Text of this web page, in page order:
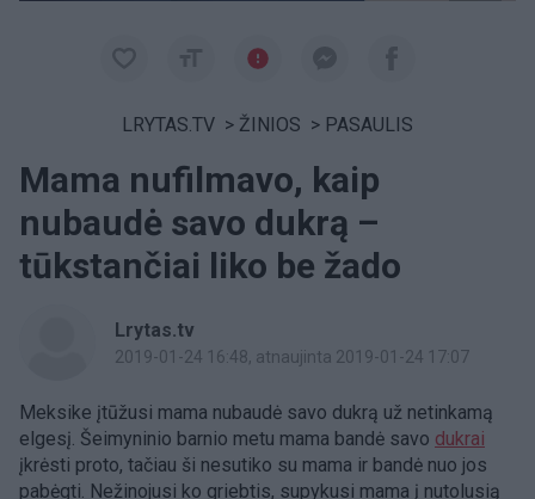
LRYTAS.TV > ŽINIOS > PASAULIS
Mama nufilmavo, kaip
nubaudė savo dukrą –
tūkstančiai liko be žado
Lrytas.tv
2019-01-24 16:48, atnaujinta 2019-01-24 17:07
Meksike įtūžusi mama nubaudė savo dukrą už netinkamą
elgesį. Šeimyninio barnio metu mama bandė savo dukrai
įkrėsti proto, tačiau ši nesutiko su mama ir bandė nuo jos
pabėgti. Nežinojusi ko griebtis, supykusi mama į nutolusią